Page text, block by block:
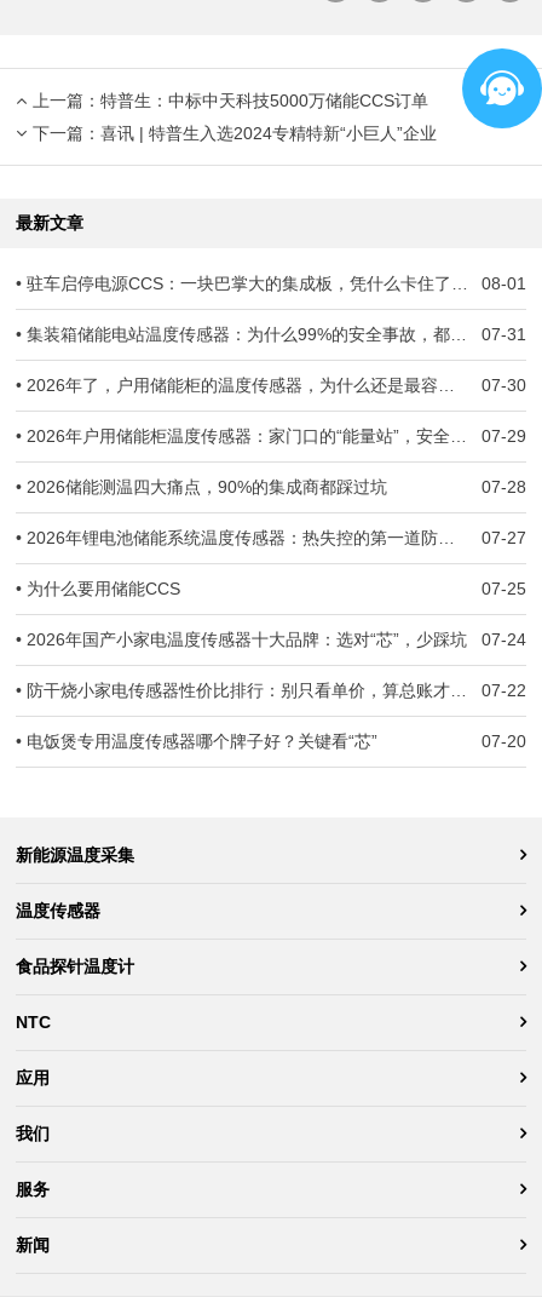
上一篇： 特普生：中标中天科技5000万储能CCS订单
下一篇： 喜讯 | 特普生入选2024专精特新“小巨人”企业
最新文章
08-01
• 驻车启停电源CCS：一块巴掌大的集成板，凭什么卡住了几十万辆车子的交付？
07-31
• 集装箱储能电站温度传感器：为什么99%的安全事故，都跟温度监测失准有关
07-30
• 2026年了，户用储能柜的温度传感器，为什么还是最容易被忽视的那一环？
07-29
• 2026年户用储能柜温度传感器：家门口的“能量站”，安全防线守住了吗？
07-28
• 2026储能测温四大痛点，90%的集成商都踩过坑
07-27
• 2026年锂电池储能系统温度传感器：热失控的第一道防线，到底守住了没有？
07-25
• 为什么要用储能CCS
07-24
• 2026年国产小家电温度传感器十大品牌：选对“芯”，少踩坑
07-22
• 防干烧小家电传感器性价比排行：别只看单价，算总账才不亏
07-20
• 电饭煲专用温度传感器哪个牌子好？关键看“芯”
新能源温度采集
温度传感器
食品探针温度计
NTC
应用
我们
服务
新闻